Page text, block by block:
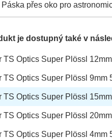
Páska přes oko pro
je dostupný také v
TS Optics Super Plössl 12mm
TS Optics Super Plössl 9mm
TS Optics Super Plössl 15mm
TS Optics Super Plössl 20mm
Okulár TS Optics